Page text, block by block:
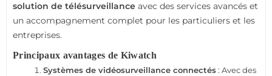
solution de télésurveillance avec des services avancés et
un accompagnement complet pour les particuliers et les
entreprises.
Principaux avantages de Kiwatch
Systèmes de vidéosurveillance connectés: Avec des